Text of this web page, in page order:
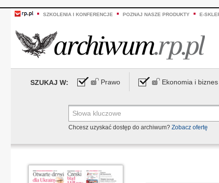
SZKOLENIA I KONFERENCJE POZNAJ NASZE PRODUKTY E-
SZUKAJ W: Prawo Ekonomia i biznes
Chcesz uzyskać dostęp do archiwum? Zobacz ofertę